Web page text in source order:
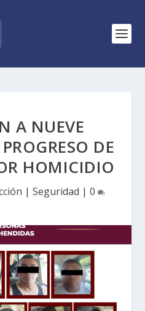
A NUEVE
DE
HOMICIDIO
| Seguridad | 0